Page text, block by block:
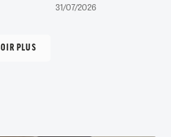
31/07/2026
PLUS